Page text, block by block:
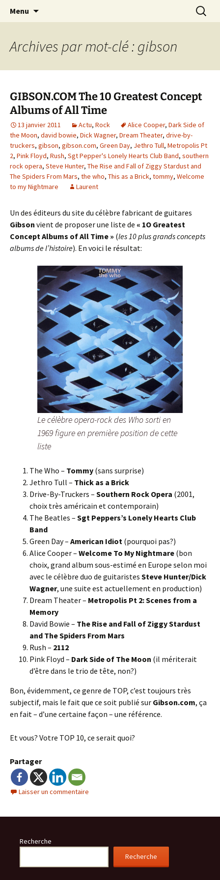
Laurent Rieppi
Journaliste musical · Historien du rock ·
Conférencier
Menu
Archives par mot-clé : gibson
GIBSON.COM The 10 Greatest Concept
Albums of All Time
13 janvier 2011 Actu, Rock Alice Cooper, Dark Side of
the Moon, david bowie, Dick Wagner, Dream Theater, drive-by-
truckers, gibson, gibson.com, Green Day, Jethro Tull, Metropolis Pt
2, Pink Floyd, Rush, Sgt Pepper's Lonely Hearts Club Band, southern
rock opera, Steve Hunter, The Rise and Fall of Ziggy Stardust and
The Spiders From Mars, the who, This as a Brick, tommy, Welcome
to my Nightmare
Laurent
Un des éditeurs du site du célèbre fabricant de guitares
Gibson vient de proposer une liste de « 1O Greatest
Concept Albums of All Time » (les 10 plus grands concepts
albums de l’histoire). En voici le résultat:
Le célèbre opera-rock des Who sorti en
1969 figure en première position de cette
liste
The Who – Tommy (sans surprise)
Jethro Tull – Thick as a Brick
Drive-By-Truckers – Southern Rock Opera (2001,
choix très américain et contemporain)
The Beatles – Sgt Peppers’s Lonely Hearts Club
Band
Green Day – American Idiot (pourquoi pas?)
Alice Cooper – Welcome To My Nightmare (bon
choix, grand album sous-estimé en Europe selon moi
avec le célèbre duo de guitaristes Steve Hunter/Dick
Wagner, une suite est actuellement en production)
Dream Theater – Metropolis Pt 2: Scenes from a
Memory
David Bowie – The Rise and Fall of Ziggy Stardust
and The Spiders From Mars
Rush – 2112
Pink Floyd – Dark Side of The Moon (il mériterait
d’être dans le trio de tête, non?)
Bon, évidemment, ce genre de TOP, c’est toujours très
subjectif, mais le fait que ce soit publié sur Gibson.com, ça
en fait – d’une certaine façon – une référence.
Et vous? Votre TOP 10, ce serait quoi?
Partager
Laisser un commentaire
Recherche
Recherche